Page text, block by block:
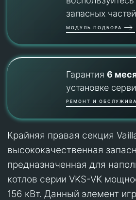
запасных частей
МОДУЛЬ ПОДБОРА
Гарантия 6
установке
РЕМОНТ И
Крайняя правая секция
высококачественная
предназначенная для
котлов серии VKS-VK
156 кВт. Данный элемент